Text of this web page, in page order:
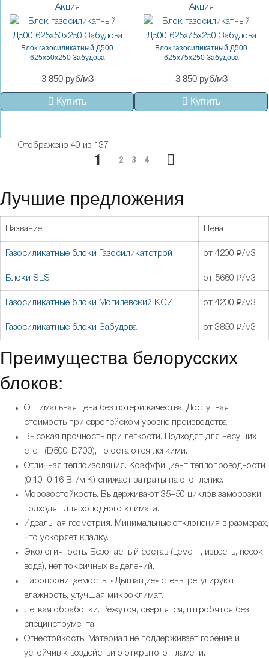
Акция
Блок газосиликатный Д500
625x50x250 Забудова
3 850 руб/м3
Купить
Акция
Блок газосиликатный Д500
625x75x250 Забудова
3 850 руб/м3
Купить
Отображено 40 из 137
1 2 3 4
Лучшие предложения
Название Цена
Газосиликатные блоки Газосиликатстрой от 4200 ₽/м3
Блоки SLS от 5660 ₽/м3
Газосиликатные блоки Могилевский КСИ от 4200 ₽/м3
Газосиликатные блоки Забудова от 3850 ₽/м3
Преимущества белорусских
блоков:
Оптимальная цена без потери качества. Доступная
стоимость при европейском уровне производства.
Высокая прочность при легкости. Подходят для несущих
стен (D500-D700), но остаются легкими.
Отличная теплоизоляция. Коэффициент теплопроводности
(0,10–0,16 Вт/м·К) снижает затраты на отопление.
Морозостойкость. Выдерживают 35–50 циклов заморозки,
подходят для холодного климата.
Идеальная геометрия. Минимальные отклонения в размерах,
что ускоряет кладку.
Экологичность. Безопасный состав (цемент, известь, песок,
вода), нет токсичных выделений.
Паропроницаемость. «Дышащие» стены регулируют
влажность, улучшая микроклимат.
Легкая обработки. Режутся, сверлятся, штробятся без
специнструмента.
Огнестойкость. Материал не поддерживает горение и
устойчив к воздействию открытого пламени.